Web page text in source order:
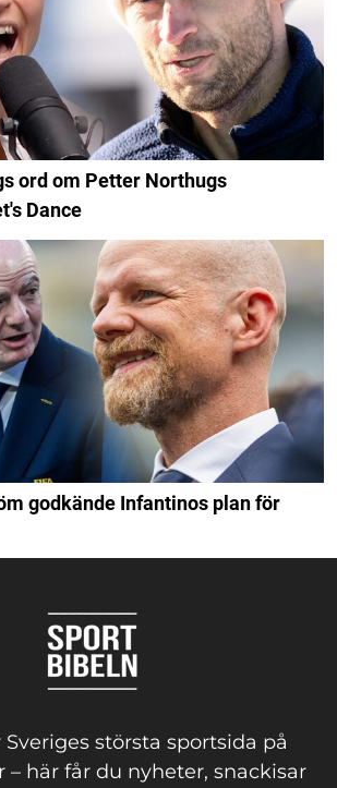
ord om Petter Northugs
Dance
godkände Infantinos plan för
största sportsida på
– här får du nyheter, snackisar